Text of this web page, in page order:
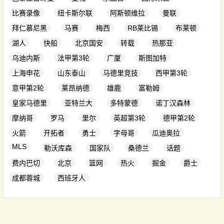
比赛录像
纽卡斯尔联 阿斯顿维拉
曼联
拜仁慕尼黑
马赛 梅西 RB莱比锡
布莱顿
湖人
快船 北京国安 转载
热那亚
乌迪内斯
法甲第3轮 广厦
斯图加特
上海申花
山东泰山 马德里竞技
西甲第3轮
意甲第2轮
莱昂纳德 雄鹿
富勒姆
皇家马德里
亚特兰大 多特蒙德
诺丁汉森林
摩纳哥
罗马 里尔 英超第3轮
德甲第2轮
火箭
开拓者 勇士 字母哥
瓜迪奥拉
MLS
勒沃库森 国家队 桑德兰
话题
费内巴切
北京 篮网 热火 掘金
爵士
成都蓉城
西班牙人